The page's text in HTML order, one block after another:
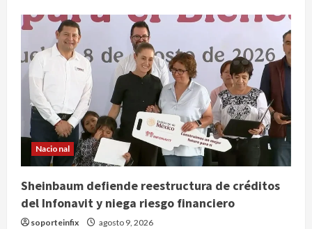
Nacional
Sheinbaum defiende reestructura de créditos
del Infonavit y niega riesgo financiero
soporteinfix agosto 9, 2026
3
Melanie Martinez se presenta en el
Palacio de los Deportes con su tour
‘Hades: The Sacrifice’
agosto 9, 2026
4
Nacional
Sheinbaum defiende reestructura
de créditos del Infonavit y niega
riesgo financiero
agosto 9, 2026
Internacional
Colombia respalda soberanía de
Marruecos sobre el Sáhara y busca